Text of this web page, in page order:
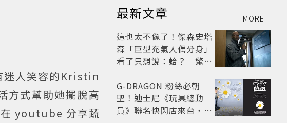
迷人笑容的Kristin
方式幫助她擺脫高
在 youtube 分享蔬
最新文章 MORE
這也太不像了！傑森史塔
森「巨型充氣人偶分身」
看了只想說：蛤？ 驚喜
G-DRAGON 粉絲必朝
聖！迪士尼《玩具總動
員》聯名快閃店來台，限